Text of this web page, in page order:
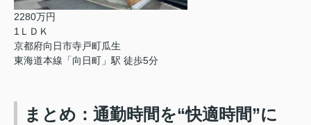
2280万円
1ＬＤＫ
京都府向日市寺戸町瓜生
東海道本線「向日町」駅 徒歩5分
まとめ：通勤時間を“快適時間”に